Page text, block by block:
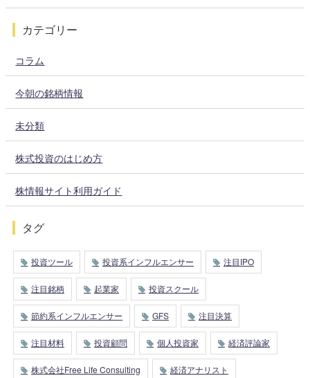
カテゴリー
コラム
今朝の銘柄情報
未分類
株式投資のはじめ方
株情報サイト利用ガイド
タグ
投資ツール 投資系インフルエンサー 注目IPO
注目銘柄 起業家 投資スクール
節約系インフルエンサー GFS 注目決算
注目材料 投資顧問 個人投資家 経済評論家
株式会社Free Life Consulting 経済アナリスト